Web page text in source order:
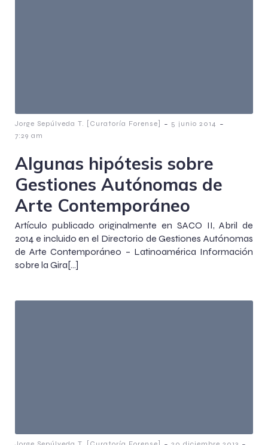
Jorge Sepúlveda T. [Curatoría Forense] - 5 junio 2014 -
7:29 am
Algunas hipótesis sobre
Gestiones Autónomas de
Arte Contemporáneo
Artículo publicado originalmente en SACO II, Abril de
2014 e incluido en el Directorio de Gestiones Autónomas
de Arte Contemporáneo – Latinoamérica Información
sobre la Gira[…]